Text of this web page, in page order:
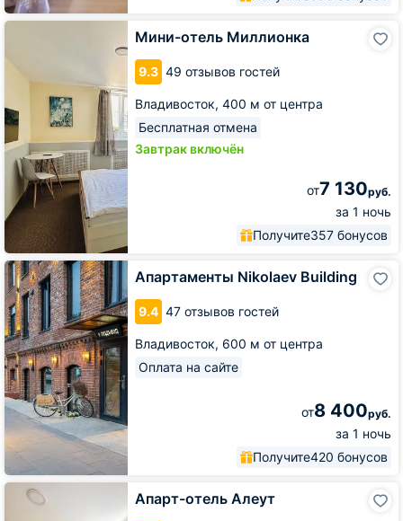
Мини-отель Миллионка
9.3 49 отзывов гостей
Владивосток, 400 м от центра
Бесплатная отмена
Завтрак включён
от7 130руб.
за 1 ночь
Получите357 бонусов
Мини-
Апартаменты Nikolaev Building
9.4 47 отзывов гостей
Владивосток, 600 м от центра
Оплата на сайте
от8 400руб.
за 1 ночь
Получите420 бонусов
Апартаменты
Nikolaev
Building
Апарт-отель Алеут
Апарт-
отель